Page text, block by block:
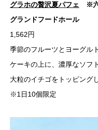
グラホの贅沢夏パフェ ※六
グランドフードホール
1,562円
季節のフルーツとヨーグル
ケーキの上に、濃厚なソフ
大粒のイチゴをトッピング
※1日10個限定